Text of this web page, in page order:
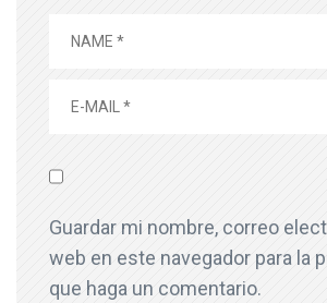
Guardar mi nombre, correo
web en este navegador para la
que haga un comentario.